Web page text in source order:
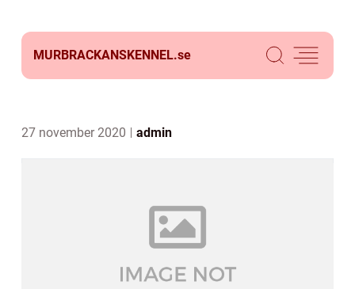
MURBRACKANSKENNEL.se
27 november 2020 admin